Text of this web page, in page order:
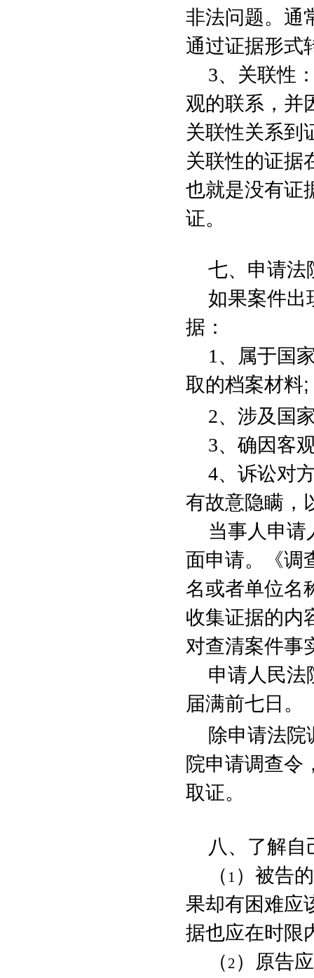
非法问题。通
通过证据形式
3、关联性
观的联系，并
关联性关系到
关联性的证据
也就是没有证
证。
七、申请法
如果案件出
据：
1 、属于国
取的档案材料;
2、涉及国
3、确因客
4、诉讼对
有故意隐瞒，
当事人申请
面申请。《调
名或者单位名
收集证据的内
对查清案件事
申请人民法
届满前七日。
除申请法院
院申请调查令
取证。
八、了解自
（ 1 ）被告
果却有困难应
据也应在时限
（ 2 ）原告